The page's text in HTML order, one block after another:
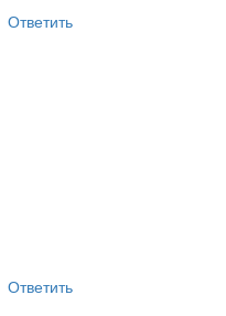
Ответить
Ответить